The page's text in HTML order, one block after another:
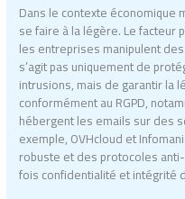
Dans le contexte économique
se faire à la légère. Le
les entreprises manipulent
s’agit pas uniquement de
intrusions, mais de garantir la
conformément au RGPD,
hébergent les emails sur des
exemple, OVHcloud et
robuste et des protocoles
fois confidentialité et intégrité